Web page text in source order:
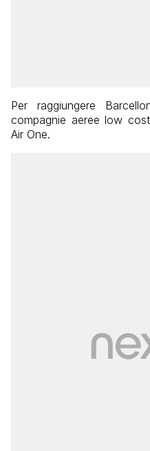
Per raggiungere
compagnie aeree low
Air One.